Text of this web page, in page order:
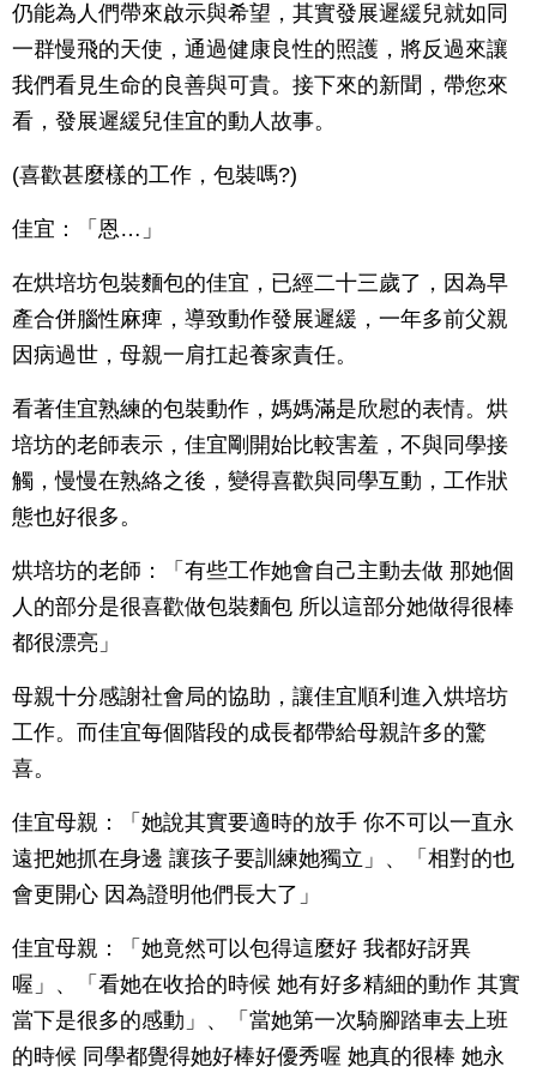
仍能為人們帶來啟示與希望，其實發展遲緩兒就如同
一群慢飛的天使，通過健康良性的照護，將反過來讓
我們看見生命的良善與可貴。接下來的新聞，帶您來
看，發展遲緩兒佳宜的動人故事。
(喜歡甚麼樣的工作，包裝嗎?)
佳宜：「恩…」
在烘培坊包裝麵包的佳宜，已經二十三歲了，因為早
產合併腦性麻痺，導致動作發展遲緩，一年多前父親
因病過世，母親一肩扛起養家責任。
看著佳宜熟練的包裝動作，媽媽滿是欣慰的表情。烘
培坊的老師表示，佳宜剛開始比較害羞，不與同學接
觸，慢慢在熟絡之後，變得喜歡與同學互動，工作狀
態也好很多。
烘培坊的老師：「有些工作她會自己主動去做 那她個
人的部分是很喜歡做包裝麵包 所以這部分她做得很棒
都很漂亮」
母親十分感謝社會局的協助，讓佳宜順利進入烘培坊
工作。而佳宜每個階段的成長都帶給母親許多的驚
喜。
佳宜母親：「她說其實要適時的放手 你不可以一直永
遠把她抓在身邊 讓孩子要訓練她獨立」、「相對的也
會更開心 因為證明他們長大了」
佳宜母親：「她竟然可以包得這麼好 我都好訝異
喔」、「看她在收拾的時候 她有好多精細的動作 其實
當下是很多的感動」、「當她第一次騎腳踏車去上班
的時候 同學都覺得她好棒好優秀喔 她真的很棒 她永